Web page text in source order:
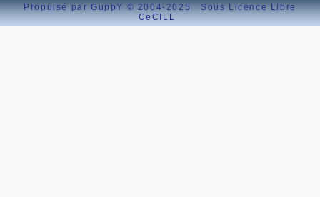
Propulsé par GuppY© 2004-2025 Sous Licence Libre
CeCILL